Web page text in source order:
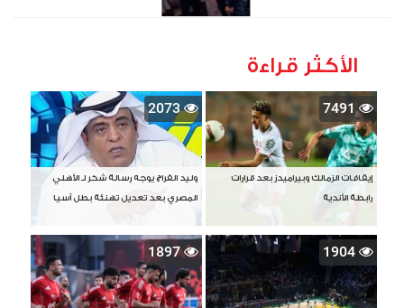
الأكثر قراءة
7491
إيقافات الزمالك وبيراميدز بعد قرارات
رابطة الأندية
2073
وليد الفراج يوجه رسالة شكر لـ الأهلي
المصري بعد تعديل تهنئة بطل آسيا
1904
1897